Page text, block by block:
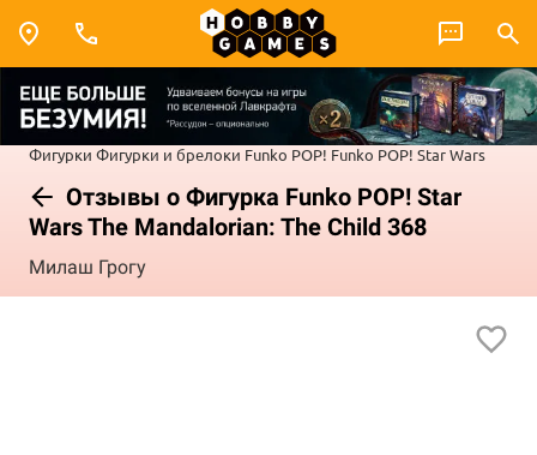
Фигурки Фигурки и брелоки Funko POP! Funko POP! Star Wars
Отзывы о Фигурка Funko POP! Star
Wars The Mandalorian: The Child 368
Милаш Грогу